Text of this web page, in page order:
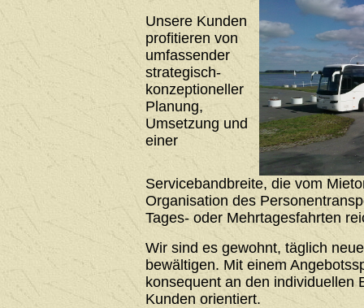
Unsere Kunden
profitieren von
umfassender
strategisch-
konzeptioneller
Planung,
Umsetzung und
einer
Servicebandbreite, die vom
Organisation des
Tages- oder Mehrtagesfahrten
Wir sind es gewohnt, täglich
bewältigen. Mit einem
konsequent an den individuellen
Kunden orientiert.